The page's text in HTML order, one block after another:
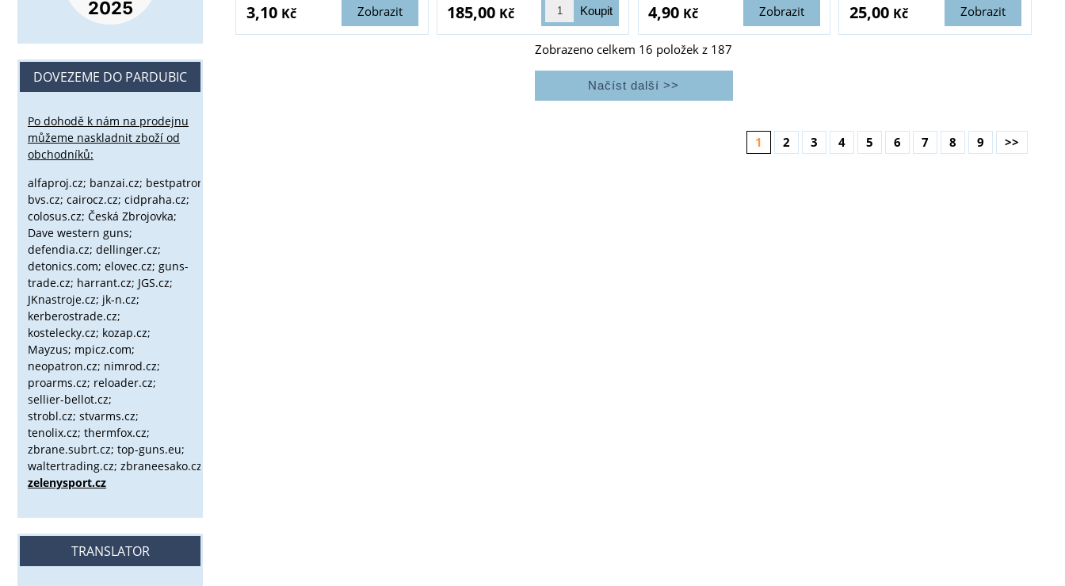
Zobrazit
3,10 Kč 185,00 Kč Zobrazit
4,90 Kč Zobrazit
25,00 Kč
Zobrazeno celkem 16 položek z 187
1 2 3 4 5 6 7 8 9 >>
DOVEZEME DO PARDUBIC
Po dohodě k nám na prodejnu
můžeme naskladnit zboží od
obchodníků:
alfaproj.cz; banzai.cz; bestpatron.eu;
bvs.cz; cairocz.cz; cidpraha.cz;
colosus.cz; Česká Zbrojovka;
Dave western guns;
defendia.cz; dellinger.cz;
detonics.com; elovec.cz; guns-
trade.cz; harrant.cz; JGS.cz;
JKnastroje.cz; jk-n.cz;
kerberostrade.cz;
kostelecky.cz; kozap.cz;
Mayzus; mpicz.com;
neopatron.cz; nimrod.cz;
proarms.cz; reloader.cz;
sellier-bellot.cz;
strobl.cz; stvarms.cz;
tenolix.cz; thermfox.cz;
zbrane.subrt.cz; top-guns.eu;
waltertrading.cz; zbraneesako.cz;
zelenysport.cz
TRANSLATOR